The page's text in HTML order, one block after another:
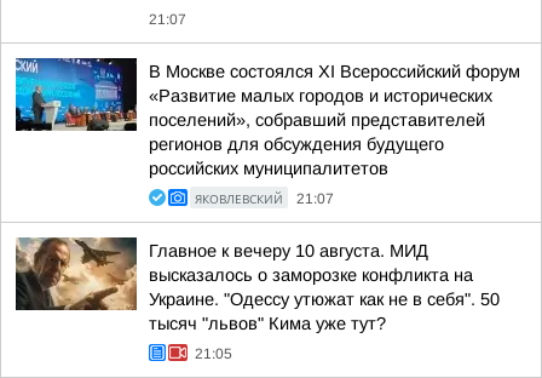
21:07
В Москве состоялся XI Всероссийский форум
«Развитие малых городов и исторических
поселений», собравший представителей
регионов для обсуждения будущего
российских муниципалитетов
ЯКОВЛЕВСКИЙ 21:07
Главное к вечеру 10 августа. МИД
высказалось о заморозке конфликта на
Украине. "Одессу утюжат как не в себя". 50
тысяч "львов" Кима уже тут?
21:05